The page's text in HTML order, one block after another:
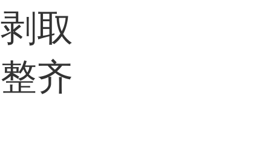
取
齐